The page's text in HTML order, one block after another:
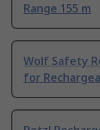
Range 155 m
Wolf Safety
for